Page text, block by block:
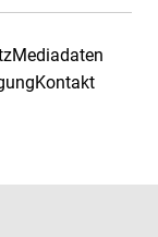
Mediadaten
Kontakt